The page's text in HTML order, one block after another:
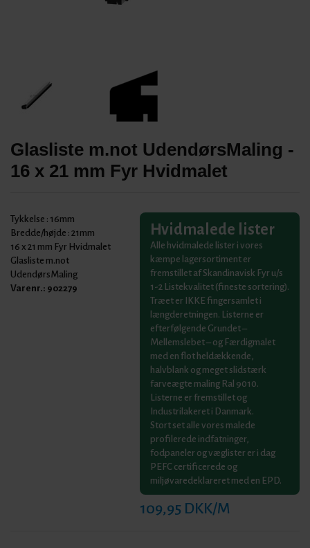
Glasliste m.not UdendørsMaling -
16 x 21 mm Fyr Hvidmalet
Tykkelse : 16mm
Bredde/højde : 21mm
16 x 21 mm Fyr Hvidmalet
Glasliste m.not
UdendørsMaling
Varenr.: 902279
Hvidmalede lister
Alle hvidmalede lister i vores
kæmpe lagersortiment er
fremstillet af Skandinavisk Fyr u/s
1-2 Listekvalitet (fineste sortering).
Træet er IKKE fingersamlet i
længderetningen. Listerne er
efterfølgende Grundet –
Mellemslebet – og Færdigmalet
med en flot heldækkende,
halvblank og meget slidstærk
farveægte maling Ral 9010.
Listerne er fremstillet og
Industrilakeret i Danmark.
Stort set alle vores malede
profilerede indfatninger,
fodpaneler og væglister er i dag
PEFC certificerede og
miljøvaredeklareret med en EPD.
109,95 DKK/M